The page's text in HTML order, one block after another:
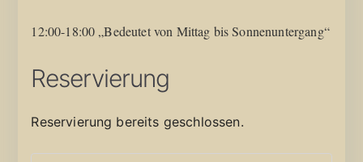
12:00-18:00 „Bedeutet von Mittag bis Sonnenuntergang“
Reservierung
Reservierung bereits geschlossen.